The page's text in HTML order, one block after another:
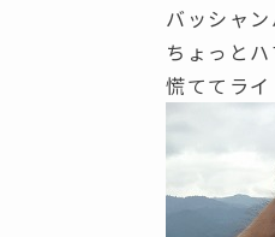
バッシャ
ちょっと
慌ててラ